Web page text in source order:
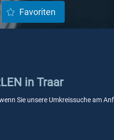
Favoriten
in Traar
Sie unsere Umkreissuche am